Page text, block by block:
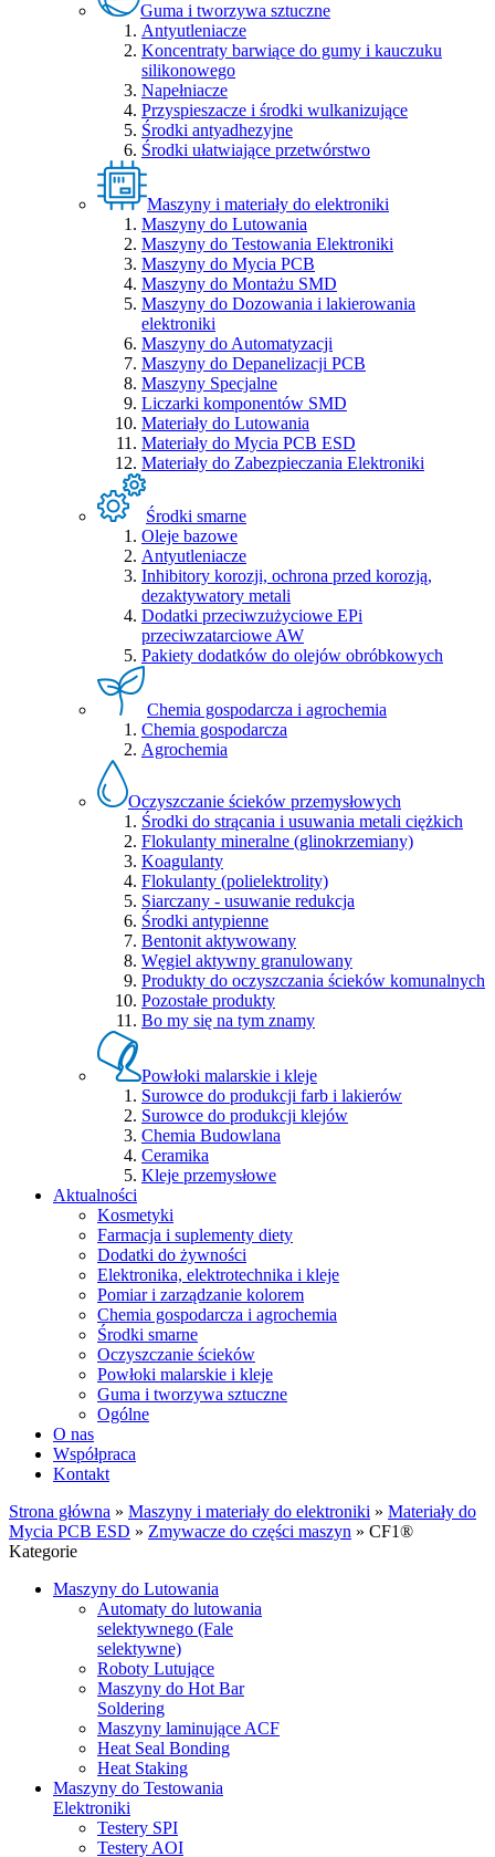
Guma i tworzywa sztuczne
Antyutleniacze
Koncentraty barwiące do gumy i kauczuku
silikonowego
Napełniacze
Przyspieszacze i środki wulkanizujące
Środki antyadhezyjne
Środki ułatwiające przetwórstwo
Maszyny i materiały do elektroniki
Maszyny do Lutowania
Maszyny do Testowania Elektroniki
Maszyny do Mycia PCB
Maszyny do Montażu SMD
Maszyny do Dozowania i lakierowania
elektroniki
Maszyny do Automatyzacji
Maszyny do Depanelizacji PCB
Maszyny Specjalne
Liczarki komponentów SMD
Materiały do Lutowania
Materiały do Mycia PCB ESD
Materiały do Zabezpieczania Elektroniki
Środki smarne
Oleje bazowe
Antyutleniacze
Inhibitory korozji, ochrona przed korozją,
dezaktywatory metali
Dodatki przeciwzużyciowe EPi
przeciwzatarciowe AW
Pakiety dodatków do olejów obróbkowych
Chemia gospodarcza i agrochemia
Chemia gospodarcza
Agrochemia
Oczyszczanie ścieków przemysłowych
Środki do strącania i usuwania metali ciężkich
Flokulanty mineralne (glinokrzemiany)
Koagulanty
Flokulanty (polielektrolity)
Siarczany - usuwanie redukcja
Środki antypienne
Bentonit aktywowany
Węgiel aktywny granulowany
Produkty do oczyszczania ścieków komunalnych
Pozostałe produkty
Bo my się na tym znamy
Powłoki malarskie i kleje
Surowce do produkcji farb i lakierów
Surowce do produkcji klejów
Chemia Budowlana
Ceramika
Kleje przemysłowe
Aktualności
Kosmetyki
Farmacja i suplementy diety
Dodatki do żywności
Elektronika, elektrotechnika i kleje
Pomiar i zarządzanie kolorem
Chemia gospodarcza i agrochemia
Środki smarne
Oczyszczanie ścieków
Powłoki malarskie i kleje
Guma i tworzywa sztuczne
Ogólne
O nas
Współpraca
Kontakt
Strona główna » Maszyny i materiały do elektroniki » Materiały do
Mycia PCB ESD » Zmywacze do części maszyn » CF1®
Kategorie
Maszyny do Lutowania
Automaty do lutowania
selektywnego (Fale
selektywne)
Roboty Lutujące
Maszyny do Hot Bar
Soldering
Maszyny laminujące ACF
Heat Seal Bonding
Heat Staking
Maszyny do Testowania
Elektroniki
Testery SPI
Testery AOI